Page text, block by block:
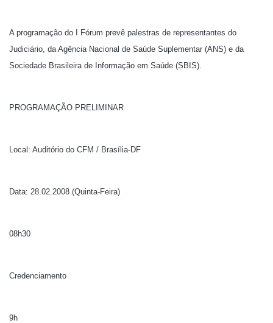
A programação do I Fórum prevê palestras de representantes do
Judiciário, da Agência Nacional de Saúde Suplementar (ANS) e da
Sociedade Brasileira de Informação em Saúde (SBIS).
PROGRAMAÇÃO PRELIMINAR
Local: Auditório do CFM / Brasília-DF
Data: 28.02.2008 (Quinta-Feira)
08h30
Credenciamento
9h